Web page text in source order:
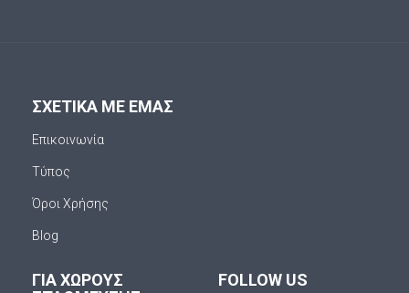
ΣΧΕΤΙΚΑ ΜΕ ΕΜΑΣ
Επικοινωνία
Τύπος
Όροι Χρήσης
Blog
ΓΙΑ ΧΩΡΟΥΣ
FOLLOW US